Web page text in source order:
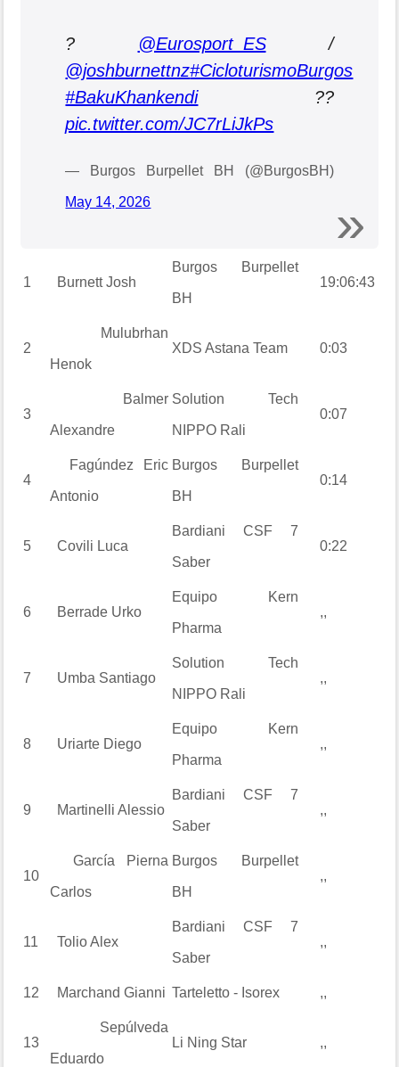
? @Eurosport_ES/
@joshburnettnz#CicloturismoBurgos
#BakuKhankendi??
pic.twitter.com/JC7rLiJkPs
— Burgos Burpellet BH (@BurgosBH)
May 14, 2026
1 BurnettJosh
Burgos Burpellet
BH
19:06:43
2
Mulubrhan
Henok
XDS Astana Team 0:03
3
Balmer
Alexandre
Solution Tech
NIPPO Rali
0:07
4
Fagúndez Eric
Antonio
Burgos Burpellet
BH
0:14
5 Covili Luca
Bardiani CSF 7
Saber
0:22
6 Berrade Urko
Equipo Kern
Pharma
,,
7 Umba Santiago
Solution Tech
NIPPO Rali
,,
8 Uriarte Diego
Equipo Kern
Pharma
,,
9 Martinelli Alessio
Bardiani CSF 7
Saber
,,
10
García Pierna
Carlos
Burgos Burpellet
BH
,,
11 TolioAlex
Bardiani CSF 7
Saber
,,
12 Marchand Gianni Tarteletto - Isorex ,,
13
Sepúlveda
Eduardo
Li Ning Star ,,